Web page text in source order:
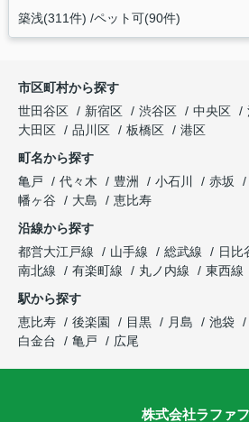
築浅(311件) ペット可(90件)
市区町村から探す
世田谷区
新宿区 渋谷区 中央区
大田区
品川区 板橋区
港区
町名から探す
亀戸
代々木 豊洲 小石川 赤坂
幡ヶ谷
大島
恵比寿
沿線から探す
都営大江戸線
山手線 総武線 日比
南北線
有楽町線 丸ノ内線 東西線
駅から探す
恵比寿
後楽園 目黒 月島 池袋
白金台
亀戸 広尾
株式会社ラファ